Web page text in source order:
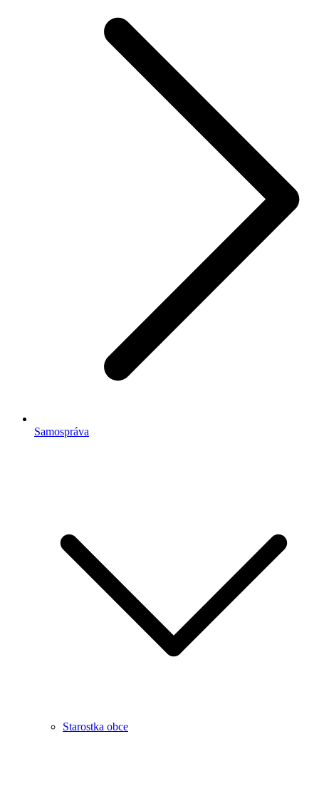
Samospráva
Starostka obce